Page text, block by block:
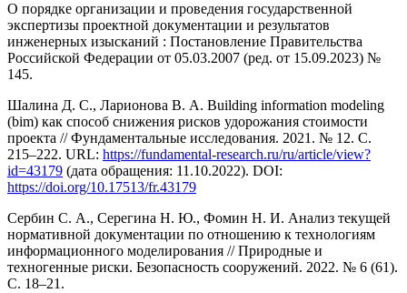
О порядке организации и проведения государственной
экспертизы проектной документации и результатов
инженерных изысканий : Постановление Правительства
Российской Федерации от 05.03.2007 (ред. от 15.09.2023) №
145.
Шалина Д. С., Ларионова В. А. Building information modeling
(bim) как способ снижения рисков удорожания стоимости
проекта // Фундаментальные исследования. 2021. № 12. С.
215–222. URL: https://fundamental-research.ru/ru/article/view?
id=43179 (дата обращения: 11.10.2022). DOI:
https://doi.org/10.17513/fr.43179
Сербин С. А., Серегина Н. Ю., Фомин Н. И. Анализ текущей
нормативной документации по отношению к технологиям
информационного моделирования // Природные и
техногенные риски. Безопасность сооружений. 2022. № 6 (61).
С. 18–21.